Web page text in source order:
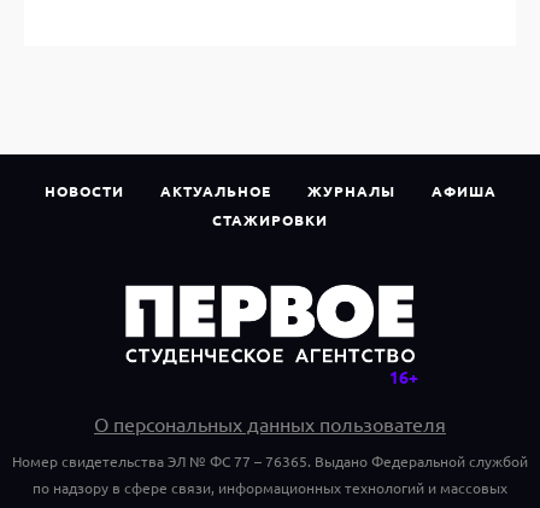
НОВОСТИ АКТУАЛЬНОЕ ЖУРНАЛЫ
АФИША
СТАЖИРОВКИ
О персональных данных пользователя
Номер свидетельства ЭЛ № ФС 77 – 76365. Выдано Федеральной службой
по надзору в сфере связи, информационных технологий и массовых